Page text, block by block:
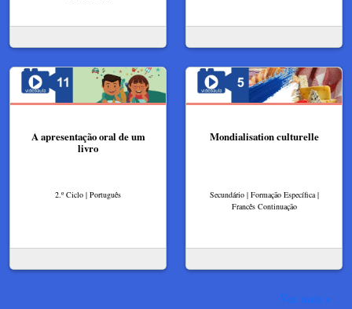
A apresentação oral de um
livro
2.º Ciclo | Português
Mondialisation culturelle
Secundário | Formação Específica |
Francês Continuação
Ver mais